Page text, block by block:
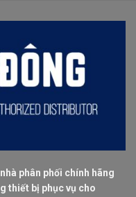
phân phối chính hãng
thiết bị phục vụ cho